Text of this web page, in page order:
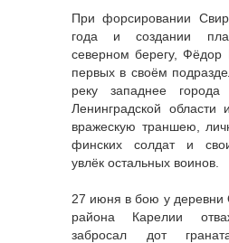
При форсировании
года и создании
северном берегу,
первых в своём
реку западнее
Ленинградской области
вражескую траншею,
финских солдат и
увлёк остальных воинов.
27 июня в бою у деревни
района Карелии
забросал дот